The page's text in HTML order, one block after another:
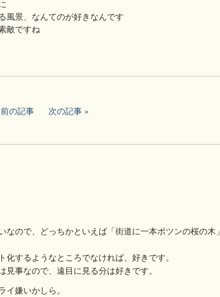
風景、なんてのが好きなんです
敵ですね
前の記事 次の記事
ので、どっちかといえば「街道に一本ポツンの桜の木」
するようなところでなければ、好きです。
事なので、遠目に見る分は好きです。
嫌いかしら。